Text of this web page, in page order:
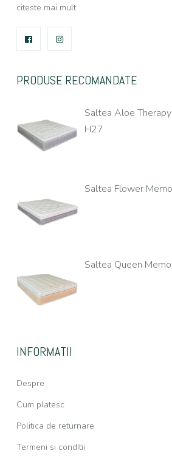
citeste mai mult
FACEBOOK
PRODUSE RECOMANDATE
Saltea Aloe
H27
Saltea Flower
Saltea Queen
INFORMATII
Despre
Cum platesc
Politica de returnare
Termeni si conditii